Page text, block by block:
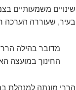
שינויים משמעותיים
בעיר, שעוררה הערכה
מדובר בהילה
החינוך במועצה